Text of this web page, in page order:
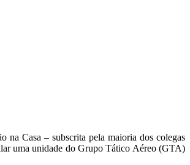
na Casa – subscrita pela maioria dos colegas
uma unidade do Grupo Tático Aéreo (GTA)